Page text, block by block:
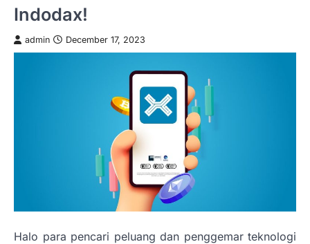
Indodax!
admin December 17, 2023
Halo para pencari peluang dan penggemar teknologi